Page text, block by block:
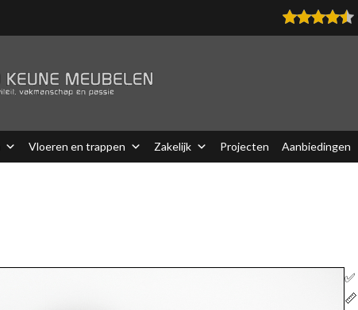
Vloeren en trappen Zakelijk Projecten Aanbiedingen
✅
📏